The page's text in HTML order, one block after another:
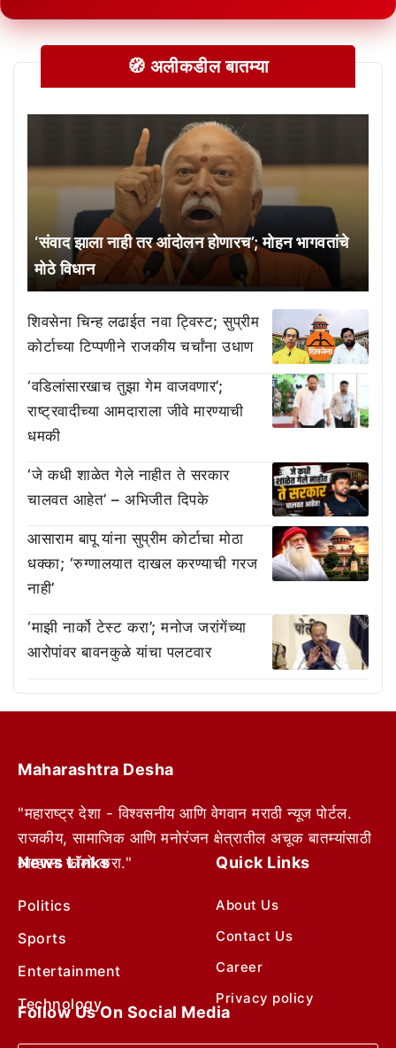
🧭 अलीकडील बातम्या
‘संवाद झाला नाही तर आंदोलन होणारच’; मोहन भागवतांचे
मोठे विधान
शिवसेना चिन्ह लढाईत नवा ट्विस्ट; सुप्रीम
कोर्टाच्या टिप्पणीने राजकीय चर्चांना उधाण
‘वडिलांसारखाच तुझा गेम वाजवणार’;
राष्ट्रवादीच्या आमदाराला जीवे मारण्याची
धमकी
‘जे कधी शाळेत गेले नाहीत ते सरकार
चालवत आहेत’ – अभिजीत दिपके
आसाराम बापू यांना सुप्रीम कोर्टाचा मोठा
धक्का; ‘रुग्णालयात दाखल करण्याची गरज
नाही’
‘माझी नार्को टेस्ट करा’; मनोज जरांगेंच्या
आरोपांवर बावनकुळे यांचा पलटवार
Maharashtra Desha
"महाराष्ट्र देशा - विश्वसनीय आणि वेगवान मराठी न्यूज पोर्टल.
राजकीय, सामाजिक आणि मनोरंजन क्षेत्रातील अचूक बातम्यांसाठी
आम्हाला फॉलो करा."
News Links
Politics
Sports
Entertainment
Technology
Quick Links
About Us
Contact Us
Career
Privacy policy
Follow Us On Social Media